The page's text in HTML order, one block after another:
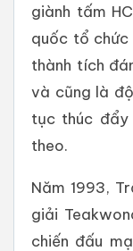
giành tấm
quốc tổ chức
thành tích
và cũng là
tục thúc đẩy
theo.
Năm 1993,
giải
chiến đấu